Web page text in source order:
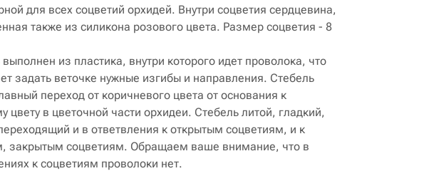
для всех соцветий орхидей. Внутри соцветия сердцевина,
также из силикона розового цвета. Размер соцветия - 8
из пластика, внутри которого идет проволока, что
задать веточке нужные изгибы и направления. Стебель
переход от коричневого цвета от основания к
цвету в цветочной части орхидеи. Стебель литой, гладкий,
и в ответвления к открытым соцветиям, и к
закрытым соцветиям. Обращаем ваше внимание, что в
к соцветиям проволоки нет.